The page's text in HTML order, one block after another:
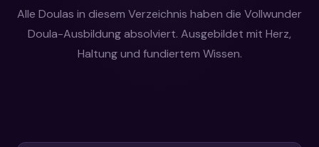
Alle Doulas in diesem Verzeichnis haben die Vollwunder
Doula-Ausbildung absolviert. Ausgebildet mit Herz,
Haltung und fundiertem Wissen.